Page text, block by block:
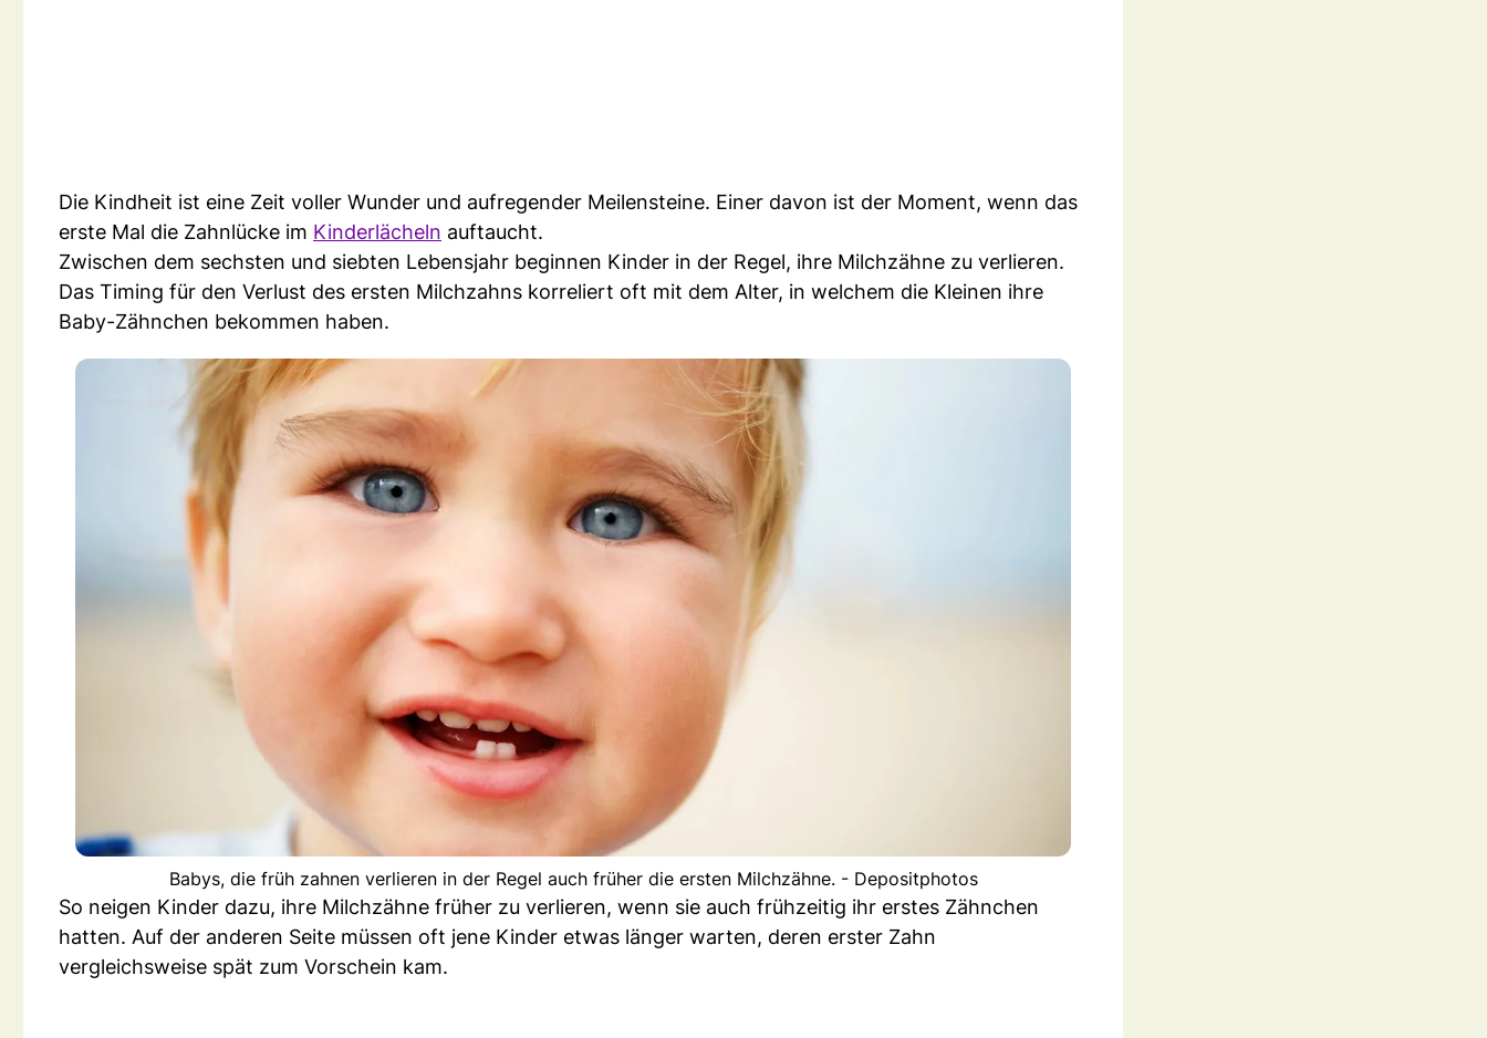
Die Kindheit ist eine Zeit voller Wunder und aufregender Meilensteine. Einer davon ist der Moment, wenn das
erste Mal die Zahnlücke im Kinderlächeln auftaucht.
Zwischen dem sechsten und siebten Lebensjahr beginnen Kinder in der Regel, ihre Milchzähne zu verlieren.
Das Timing für den Verlust des ersten Milchzahns korreliert oft mit dem Alter, in welchem die Kleinen ihre
Baby-Zähnchen bekommen haben.
Babys, die früh zahnen verlieren in der Regel auch früher die ersten Milchzähne. - Depositphotos
So neigen Kinder dazu, ihre Milchzähne früher zu verlieren, wenn sie auch frühzeitig ihr erstes Zähnchen
hatten. Auf der anderen Seite müssen oft jene Kinder etwas länger warten, deren erster Zahn
vergleichsweise spät zum Vorschein kam.